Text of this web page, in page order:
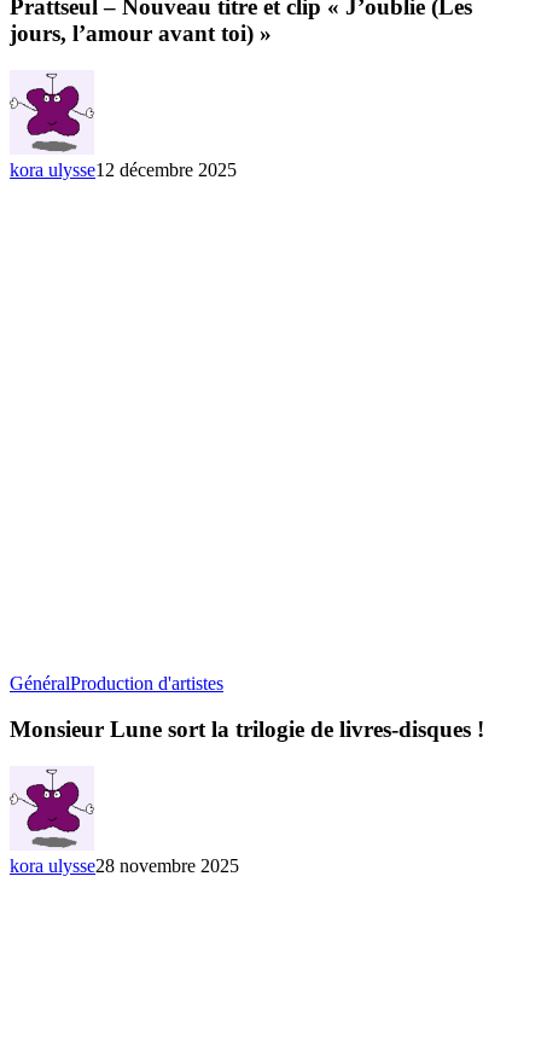
titre
et
avant
Prattseul – Nouveau titre et clip « J’oublie (Les
jours, l’amour avant toi) »
kora ulysse12 décembre 2025
GénéralProduction d'artistesMonsieur
sort
!
Monsieur Lune sort la trilogie de livres-disques !
kora ulysse28 novembre 2025